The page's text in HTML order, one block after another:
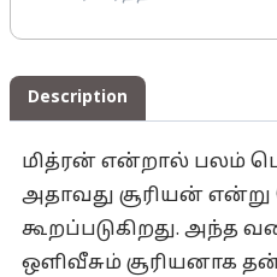
Description
மித்ரன் என்றால் பலம்
அதாவது சூரியன்
கூறப்படுகிறது. அந்த
ஒளிவீசும் சூரியனாக